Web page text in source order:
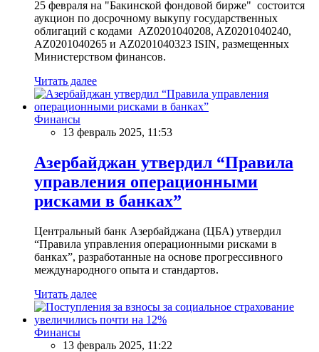
25 февраля на "Бакинской фондовой бирже" состоится
аукцион по досрочному выкупу государственных
облигаций с кодами AZ0201040208, AZ0201040240,
AZ0201040265 и AZ0201040323 ISIN, размещенных
Министерством финансов.
Читать далее
Финансы
13 февраль 2025, 11:53
Азербайджан утвердил “Правила
управления операционными
рисками в банках”
Центральный банк Азербайджана (ЦБА) утвердил
“Правила управления операционными рисками в
банках”, разработанные на основе прогрессивного
международного опыта и стандартов.
Читать далее
Финансы
13 февраль 2025, 11:22